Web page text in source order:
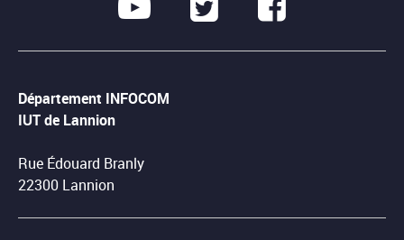
Département INFOCOM
IUT de Lannion
Rue Édouard Branly
22300 Lannion